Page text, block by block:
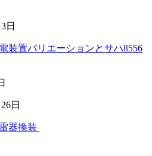
日
装置バリエーションとサハ8556
日
器換装